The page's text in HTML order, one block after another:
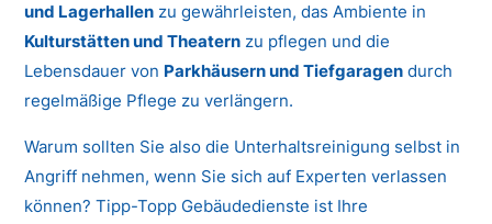
und Lagerhallen zu gewährleisten, das Ambiente in
Kulturstätten und Theatern zu pflegen und die
Lebensdauer von Parkhäusern und Tiefgaragen durch
regelmäßige Pflege zu verlängern.
Warum sollten Sie also die Unterhaltsreinigung selbst in
Angriff nehmen, wenn Sie sich auf Experten verlassen
können? Tipp-Topp Gebäudedienste ist Ihre